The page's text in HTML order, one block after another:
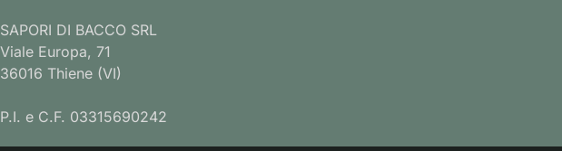
SAPORI DI BACCO SRL
Viale Europa, 71
36016 Thiene (VI)
P.I. e C.F. 03315690242